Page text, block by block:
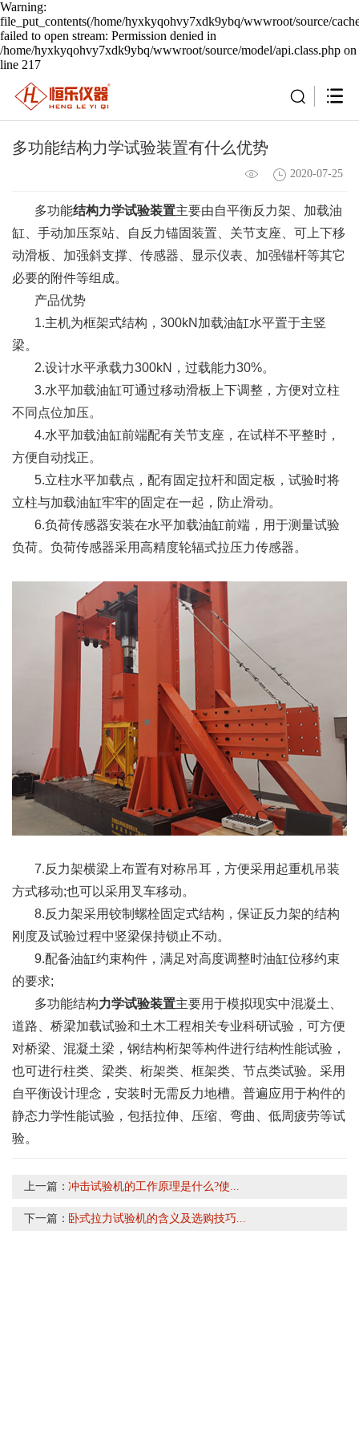
Warning:
file_put_contents(/home/hyxkyqohvy7xdk9ybq/wwwroot/source/
failed to open stream: Permission denied in
/home/hyxkyqohvy7xdk9ybq/wwwroot/source/model/api.class.php on
line 217
多功能结构力学试验装置有什么优势
2020-07-25
多功能结构力学试验装置主要由自平衡反力架、加载油
缸、手动加压泵站、自反力锚固装置、关节支座、可上下移
动滑板、加强斜支撑、传感器、显示仪表、加强锚杆等其它
必要的附件等组成。
产品优势
1.主机为框架式结构，300kN加载油缸水平置于主竖
梁。
2.设计水平承载力300kN，过载能力30%。
3.水平加载油缸可通过移动滑板上下调整，方便对立柱
不同点位加压。
4.水平加载油缸前端配有关节支座，在试样不平整时，
方便自动找正。
5.立柱水平加载点，配有固定拉杆和固定板，试验时将
立柱与加载油缸牢牢的固定在一起，防止滑动。
6.负荷传感器安装在水平加载油缸前端，用于测量试验
负荷。负荷传感器采用高精度轮辐式拉压力传感器。
7.反力架横梁上布置有对称吊耳，方便采用起重机吊装
方式移动;也可以采用叉车移动。
8.反力架采用铰制螺栓固定式结构，保证反力架的结构
刚度及试验过程中竖梁保持锁止不动。
9.配备油缸约束构件，满足对高度调整时油缸位移约束
的要求;
多功能结构力学试验装置主要用于模拟现实中混凝土、
道路、桥梁加载试验和土木工程相关专业科研试验，可方便
对桥梁、混凝土梁，钢结构桁架等构件进行结构性能试验，
也可进行柱类、梁类、桁架类、框架类、节点类试验。采用
自平衡设计理念，安装时无需反力地槽。普遍应用于构件的
静态力学性能试验，包括拉伸、压缩、弯曲、低周疲劳等试
验。
上一篇：冲击试验机的工作原理是什么?使...
下一篇： 卧式拉力试验机的含义及选购技巧...